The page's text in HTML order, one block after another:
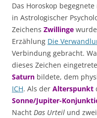
Das Horoskop
in Astrologischer
Zeichens Zwillinge
Erzählung Die
Verbindung gebracht.
dieses Zeichen
Saturn bildete, dem
ICH. Als der Alterspunkt
Sonne/Jupiter-
Nacht Das Urteil und